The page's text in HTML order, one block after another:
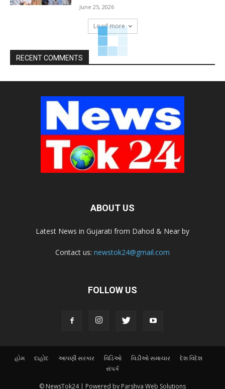
June 25, 2026
Load more
RECENT COMMENTS
ABOUT US
Latest News in Gujarati from Dahod & Near by
Contact us: newstok24@gmail.com
FOLLOW US
હોમ દાહોદ આપણી સરકાર વિડિઓ વિડીઓ સમાચાર
દેશ વિદેશ
સંપર્ક
© NewsTok24 | Powered by Parshva Web Solutions